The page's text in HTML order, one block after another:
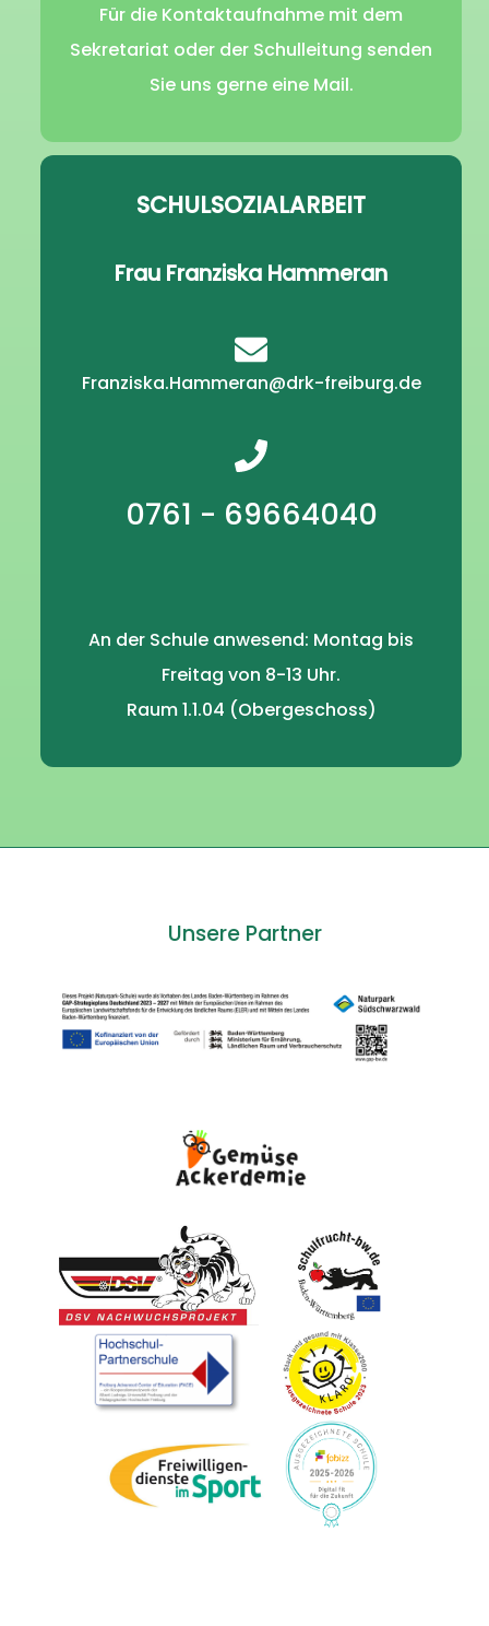
Für die Kontaktaufnahme mit dem
Sekretariat oder der Schulleitung senden
Sie uns gerne eine Mail.
SCHULSOZIALARBEIT
Frau Franziska Hammeran
Franziska.Hammeran@drk-freiburg.de
0761 - 69664040
An der Schule anwesend: Montag bis
Freitag von 8-13 Uhr.
Raum 1.1.04 (Obergeschoss)
Unsere Partner